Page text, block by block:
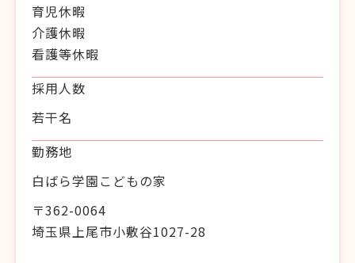
育児休暇
介護休暇
看護等休暇
採用人数
若干名
勤務地
白ばら学園こどもの家
〒362-0064
埼玉県上尾市小敷谷1027-28